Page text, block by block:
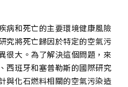
病和死亡的主要環境健康風險
究將死亡歸因於特定的空氣污
很大。為了解決這個問題，來
西班牙和塞普勒斯的國際研究
與化石燃料相關的空氣污染造